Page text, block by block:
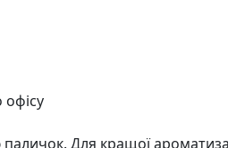
офісу
Для кращої